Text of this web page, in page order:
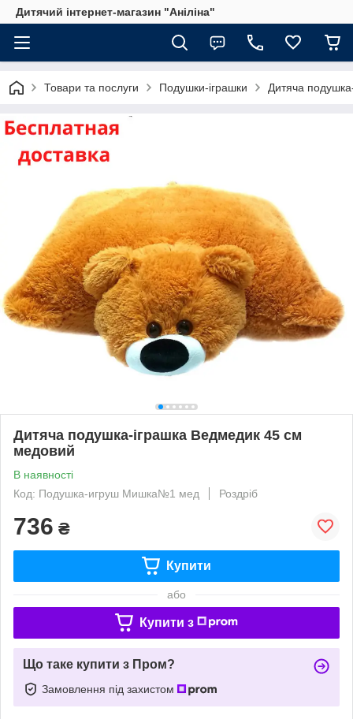
Дитячий інтернет-магазин "Аніліна"
Товари та послуги Подушки-іграшки Дитяча
Дитяча подушка-іграшка Ведмедик 45 см
медовий
В наявності
Код: Подушка-игруш Мишка№1 мед
Роздріб
736 ₴
Купити
або
Купити з
Що таке купити з Пром?
Замовлення під захистом